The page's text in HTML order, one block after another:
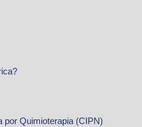
por Quimioterapia (CIPN)